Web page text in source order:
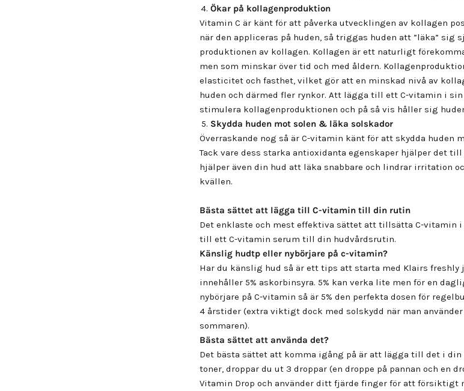
Ökar på kollagenproduktion
Vitamin C är känt för att påverka utvecklingen av kollagen
när den appliceras på huden, så triggas huden att ”läka” sig
produktionen av kollagen. Kollagen är ett naturligt
men som minskar över tid och med åldern.
elasticitet och fasthet, vilket gör att en minskad nivå av
huden och därmed fler rynkor. Att lägga till ett C-vitamin i
stimulera kollagenproduktionen och på så vis håller sig
Skydda huden mot solen & läka solskador
Överraskande nog så är C-vitamin känt för att skydda huden
Tack vare dess starka antioxidanta egenskaper hjälper det
hjälper även din hud att läka snabbare och lindrar irritation
kvällen.
Bästa sättet att lägga till C-vitamin till din rutin
Det enklaste och mest effektiva sättet att tillsätta C-
till ett C-vitamin serum till din hudvårdsrutin.
Känslig hudtp eller nybörjare på c-vitamin?
Har du känslig hud så är ett tips att starta med Klairs freshly
innehåller 5% askorbinsyra. 5% kan verka lite men för en
nybörjare på C-vitamin så är 5% den perfekta dosen för
4 årstider (extra viktigt dock med solskydd när man
sommaren).
Bästa sättet att använda det?
Det bästa sättet att komma igång på är att lägga till det i
toner, droppar du ut 3 droppar (en droppe på pannan och en
Vitamin Drop och använder ditt fjärde finger för att försiktigt